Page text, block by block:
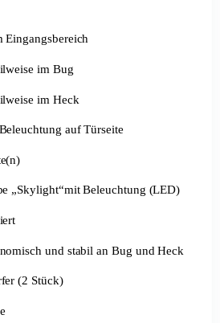
Eingangsbereich
im Bug
im Heck
auf Türseite
„Skylight“mit Beleuchtung (LED)
und stabil an Bug und Heck
(2 Stück)